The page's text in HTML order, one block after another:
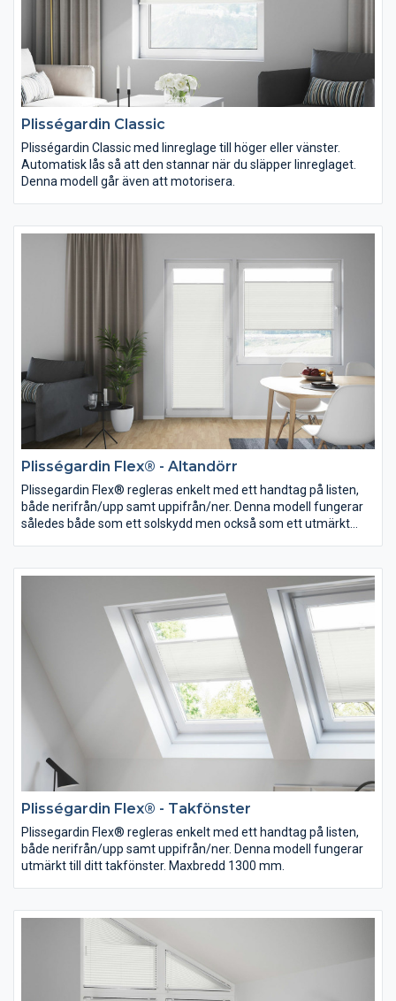
Plisségardin Classic
Plisségardin Classic med linreglage till höger eller vänster.
Automatisk lås så att den stannar när du släpper linreglaget.
Denna modell går även att motorisera.
Plisségardin Flex® - Altandörr
Plissegardin Flex® regleras enkelt med ett handtag på listen,
både nerifrån/upp samt uppifrån/ner. Denna modell fungerar
således både som ett solskydd men också som ett utmärkt
Plisségardin Flex® - Takfönster
Plissegardin Flex® regleras enkelt med ett handtag på listen,
både nerifrån/upp samt uppifrån/ner. Denna modell fungerar
utmärkt till ditt takfönster. Maxbredd 1300 mm.